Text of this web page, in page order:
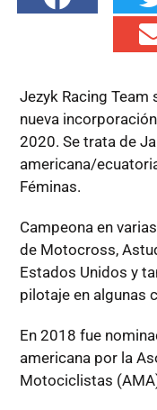
Jezyk Racing Team
nueva
2020. Se trata de
americana/
Féminas.
Campeona en
de Motocross,
Estados Unidos y
pilotaje en algunas
En 2018 fue
americana por la
Motociclistas